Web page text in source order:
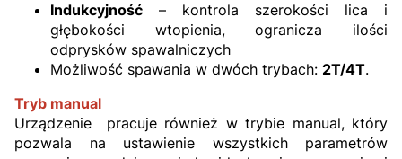
Indukcyjność – kontrola szerokości lica i
głębokości wtopienia, ogranicza ilości
odprysków spawalniczych
Możliwość spawania w dwóch trybach: 2T/4T.
Tryb manual
Urządzenie pracuje również w trybie manual, który
pozwala na ustawienie wszystkich parametrów